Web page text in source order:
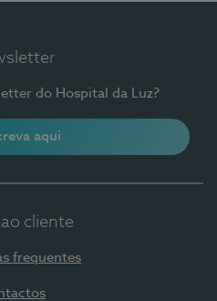
do Hospital da Luz?
aqui
cliente
frequentes